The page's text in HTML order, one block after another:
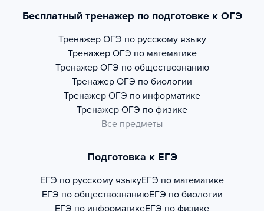
Бесплатный тренажер по подготовке к ОГЭ
Тренажер ОГЭ по русскому языку
Тренажер ОГЭ по математике
Тренажер ОГЭ по обществознанию
Тренажер ОГЭ по биологии
Тренажер ОГЭ по информатике
Тренажер ОГЭ по физике
Все предметы
Подготовка к ЕГЭ
ЕГЭ по русскому языкуЕГЭ по математике
ЕГЭ по обществознаниюЕГЭ по биологии